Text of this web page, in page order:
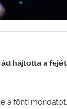
hajtotta a
a fönti